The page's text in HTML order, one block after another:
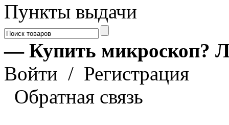
Пункты выдачи
— Купить микроскоп?
Войти / Регистрация
Обратная связь